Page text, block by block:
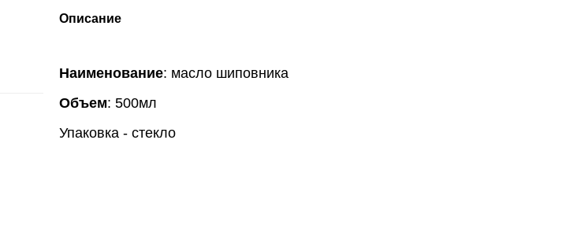
Описание
Наименование: масло шиповника
Объем: 500мл
Упаковка - стекло